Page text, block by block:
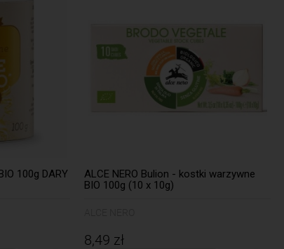
100g DARY
ALCE NERO Bulion - kostki warzywne
BIO 100g (10 x 10g)
8,49 zł